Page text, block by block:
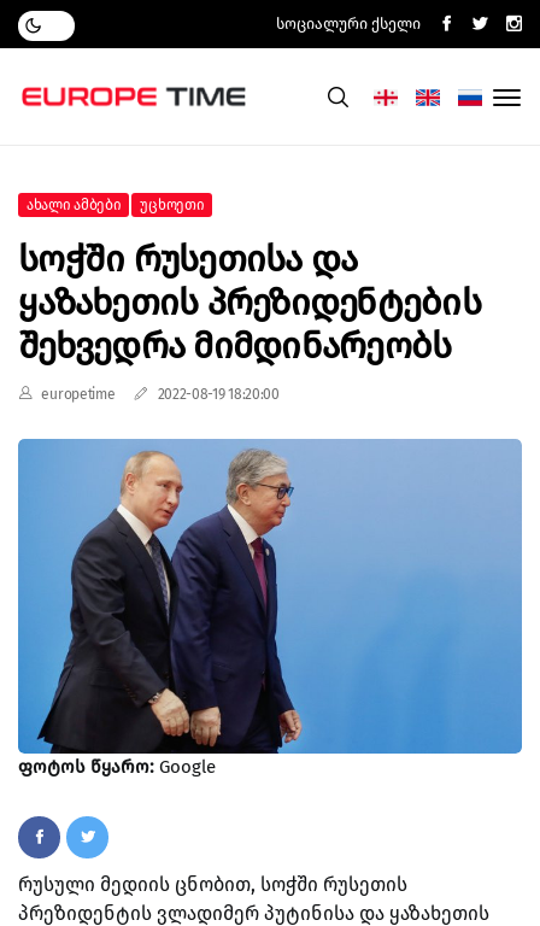
Სოციალური Ქსელი
Ახალი Ამბები Უცხოეთი
Სოჭში Რუსეთისა Და
Ყაზახეთის Პრეზიდენტების
Შეხვედრა Მიმდინარეობს
europetime 2022-08-19 18:20:00
ფოტოს წყარო: Google
რუსული მედიის ცნობით, სოჭში რუსეთის
პრეზიდენტის ვლადიმერ პუტინისა და ყაზახეთის